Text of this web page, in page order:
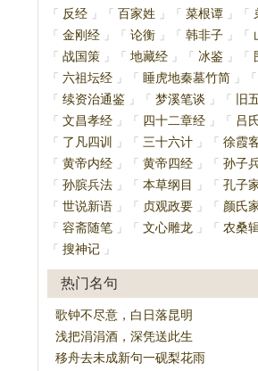
「
反经 」 「 百家姓 」 「 菜根谭 」 「
「 金刚经 」 「 论衡 」 「 韩非子 」 「
「 战国策 」 「 地藏经 」 「 冰鉴 」 「
「 六祖坛经 」 「 睡虎地秦墓竹简 」 「
「 续资治通鉴 」 「 梦溪笔谈 」 「 旧
「 文昌孝经 」 「 四十二章经 」 「 吕
「
了凡四训 」 「 三十六计 」 「 徐霞
「 黄帝内经 」 「 黄帝四经 」 「 孙子
「 孙膑兵法 」 「 本草纲目 」 「 孔子
「 世说新语 」 「 贞观政要 」 「 颜氏
「 容斋随笔 」 「 文心雕龙 」 「 农桑
「 搜神记 」
热门名句
歌钟不尽意，白日落昆明
浅把涓涓酒，深凭送此生
移舟去未成新句一砚梨花雨